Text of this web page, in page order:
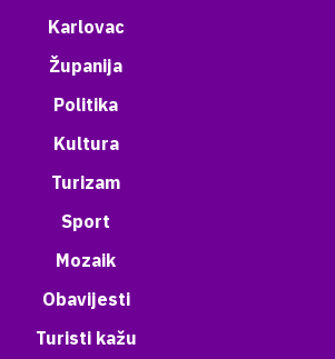
Karlovac
Županija
Politika
Kultura
Turizam
Sport
Mozaik
Obavijesti
Turisti kažu